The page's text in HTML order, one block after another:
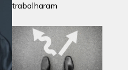
trabalharam